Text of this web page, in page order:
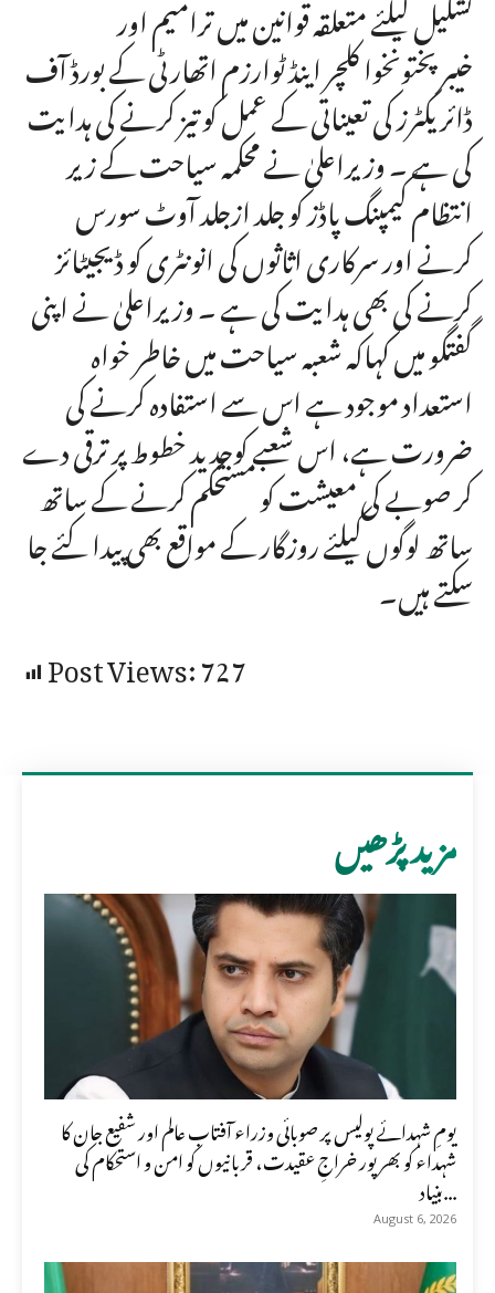
تشکیل کیلئے متعلقہ قوانین میں ترامیم اور
خیبرپختونخوا کلچر اینڈ ٹوارزم اتھارٹی کے بورڈ آف
ڈائریکٹرز کی تعیناتی کے عمل کو تیز کرنے کی ہدایت
کی ہے ۔ وزیراعلیٰ نے محکمہ سیاحت کے زیر
انتظام کیمپنگ پاڈز کو جلد ازجلد آوٹ سورس
کرنے اور سرکاری اثاثوں کی انونٹری کو ڈیجیٹائز
کرنے کی بھی ہدایت کی ہے ۔ وزیراعلیٰ نے اپنی
گفتگو میں کہاکہ شعبہ سیاحت میں خاطر خواہ
استعداد موجود ہے اس سے استفادہ کرنے کی
ضرورت ہے، اس شعبے کوجدید خطوط پر ترقی دے
کر صوبے کی معیشت کو مستحکم کرنے کے ساتھ
ساتھ لوگوں کیلئے روزگار کے مواقع بھی پیدا کئے جا
سکتے ہیں۔
Post Views:727
مزید پڑھیں
یومِ شہدائے پولیس پر صوبائی وزراء آفتاب عالم اور شفیع جان کا
شہداء کو بھرپور خراجِ عقیدت، قربانیوں کو امن و استحکام کی
بنیاد...
August 6, 2026